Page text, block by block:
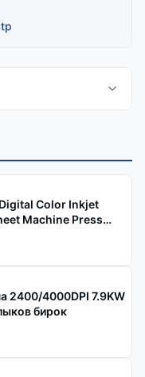
Machine, a
speed,
for large-scale
Color Inkjet
Machine Press
(КМЖК
2400/4000DPI 7.9KW
бирок